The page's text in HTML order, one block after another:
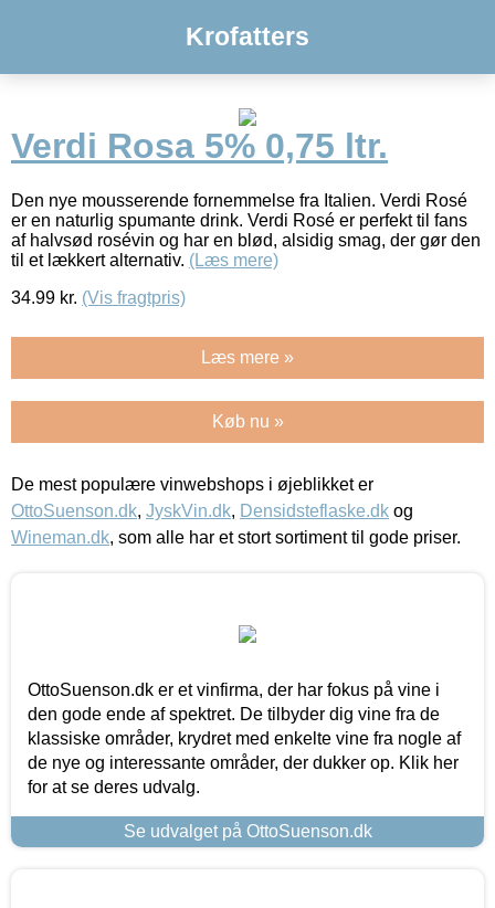
Krofatters
Verdi Rosa 5% 0,75 ltr.
Den nye mousserende fornemmelse fra Italien. Verdi Rosé
er en naturlig spumante drink. Verdi Rosé er perfekt til fans
af halvsød rosévin og har en blød, alsidig smag, der gør den
til et lækkert alternativ. (Læs mere)
34.99 kr. (Vis fragtpris)
Læs mere »
Køb nu »
De mest populære vinwebshops i øjeblikket er
OttoSuenson.dk, JyskVin.dk, Densidsteflaske.dk og
Wineman.dk, som alle har et stort sortiment til gode priser.
OttoSuenson.dk er et vinfirma, der har fokus på vine i
den gode ende af spektret. De tilbyder dig vine fra de
klassiske områder, krydret med enkelte vine fra nogle af
de nye og interessante områder, der dukker op. Klik her
for at se deres udvalg.
Se udvalget på OttoSuenson.dk